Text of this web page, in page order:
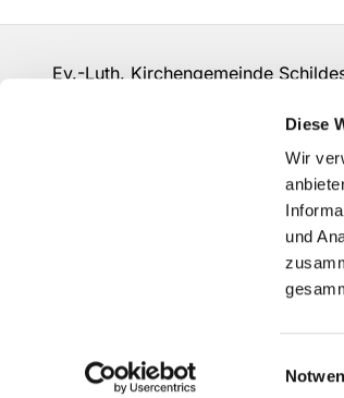
Diese
Wir
und
Ev.-Luth. Kirchengemeinde